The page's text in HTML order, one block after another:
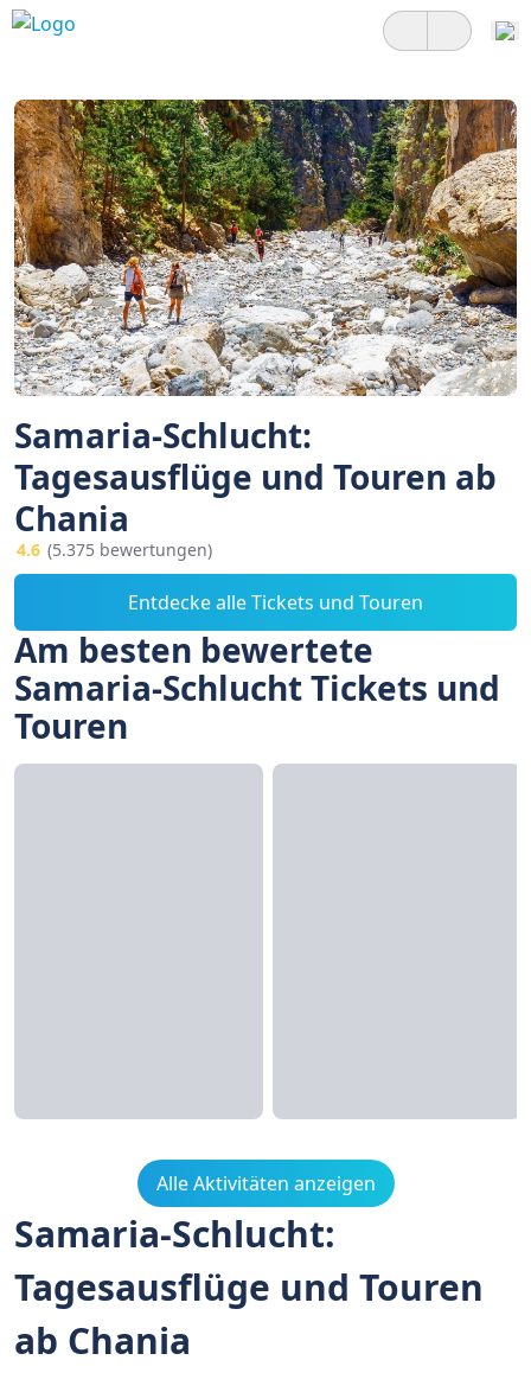
Samaria-Schlucht:
Tagesausflüge und Touren ab
Chania
4.6 (5.375 bewertungen)
Entdecke alle Tickets und Touren
Am besten bewertete
Samaria-Schlucht Tickets und
Touren
Alle Aktivitäten anzeigen
Samaria-Schlucht:
Tagesausflüge und Touren
ab Chania